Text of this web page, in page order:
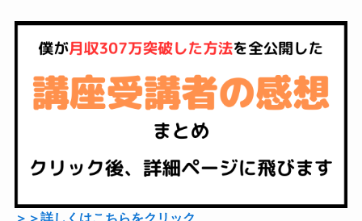
＞＞詳しくはこちらをクリック